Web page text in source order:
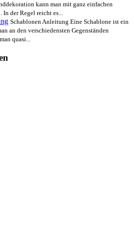
kann man mit ganz einfachen
der Regel reicht es...
Schablonen Anleitung Eine Schablone ist ein
an den verschiedensten Gegenständen
quasi...